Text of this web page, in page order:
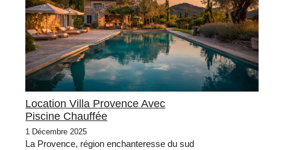
Location Villa Provence Avec
Piscine Chauffée
1 Décembre 2025
La Provence, région enchanteresse du sud